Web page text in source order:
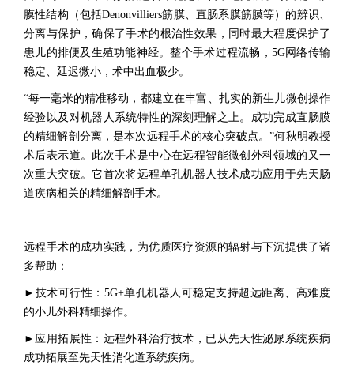
膜性结构（包括Denonvilliers筋膜、直肠系膜筋膜等）的辨识、
分离与保护，确保了手术的根治性效果，同时最大程度保护了
患儿的排便及生殖功能神经。整个手术过程流畅，5G网络传输
稳定、延迟微小，术中出血极少。
“每一毫米的精准移动，都建立在丰富、扎实的新生儿微创操作
经验以及对机器人系统特性的深刻理解之上。成功完成直肠膜
的精细解剖分离，是本次远程手术的核心突破点。”何秋明教授
术后表示道。此次手术是中心在远程智能微创外科领域的又一
次重大突破。它首次将远程单孔机器人技术成功应用于先天肠
道疾病相关的精细解剖手术。
远程手术的成功实践，为优质医疗资源的辐射与下沉提供了诸
多帮助：
►技术可行性：5G+单孔机器人可稳定支持超远距离、高难度
的小儿外科精细操作。
►应用拓展性：远程外科治疗技术，已从先天性泌尿系统疾病
成功拓展至先天性消化道系统疾病。